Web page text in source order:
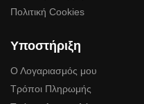
Πολιτική Cookies
Υποστήριξη
Ο Λογαριασμός μου
Τρόποι Πληρωμής